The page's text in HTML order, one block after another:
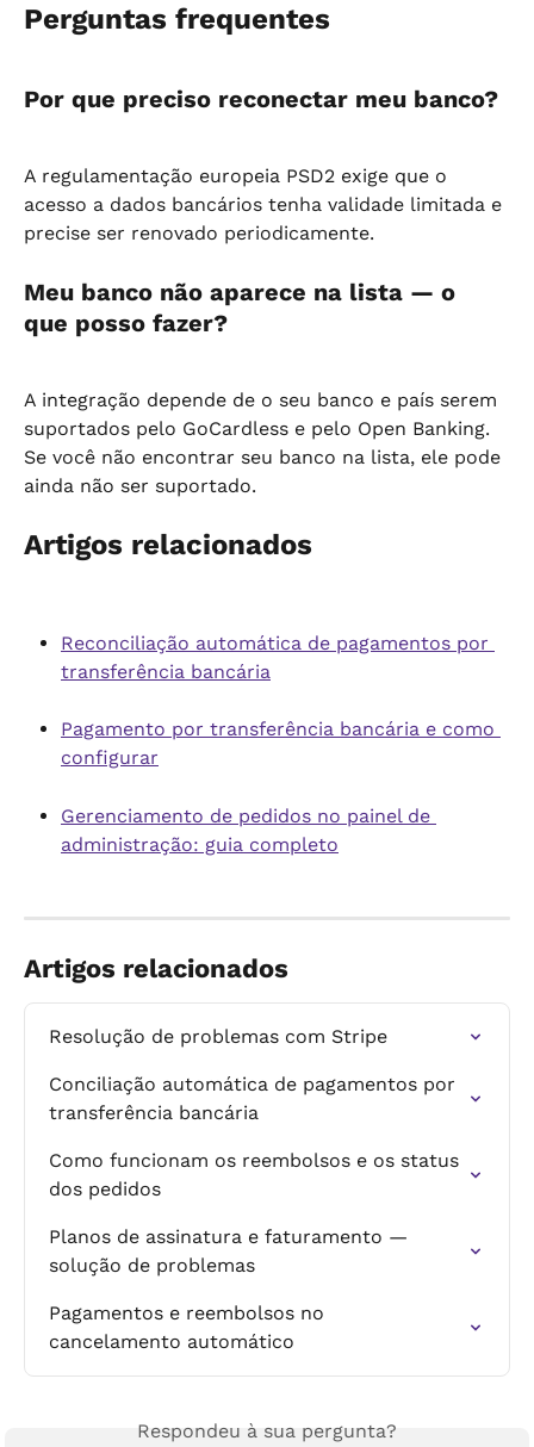
Perguntas frequentes
Por que preciso reconectar meu banco?
A regulamentação europeia PSD2 exige que o
acesso a dados bancários tenha validade limitada e
precise ser renovado periodicamente.
Meu banco não aparece na lista — o
que posso fazer?
A integração depende de o seu banco e país serem
suportados pelo GoCardless e pelo Open Banking.
Se você não encontrar seu banco na lista, ele pode
ainda não ser suportado.
Artigos relacionados
Reconciliação automática de pagamentos por
transferência bancária
Pagamento por transferência bancária e como
configurar
Gerenciamento de pedidos no painel de
administração: guia completo
Artigos relacionados
Resolução de problemas com Stripe
Conciliação automática de pagamentos por
transferência bancária
Como funcionam os reembolsos e os status
dos pedidos
Planos de assinatura e faturamento —
solução de problemas
Pagamentos e reembolsos no
cancelamento automático
Respondeu à sua pergunta?